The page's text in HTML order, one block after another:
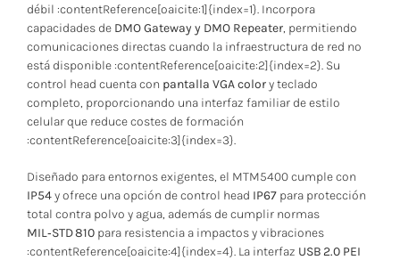
débil :contentReference[oaicite:1]{index=1}. Incorpora
capacidades de DMO Gateway y DMO Repeater, permitiendo
comunicaciones directas cuando la infraestructura de red no
está disponible :contentReference[oaicite:2]{index=2}. Su
control head cuenta con pantalla VGA colory teclado
completo, proporcionando una interfaz familiar de estilo
celular que reduce costes de formación
:contentReference[oaicite:3]{index=3}.
Diseñado para entornos exigentes, el MTM5400 cumple con
IP54y ofrece una opción de control head IP67 para protección
total contra polvo y agua, además de cumplir normas
MIL‑STD 810 para resistencia a impactos y vibraciones
:contentReference[oaicite:4]{index=4}. La interfaz USB 2.0 PEI